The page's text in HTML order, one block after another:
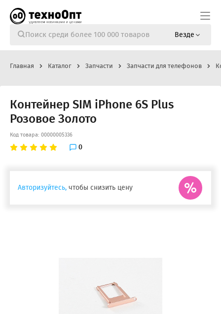
Везде
Главная Каталог Запчасти Запчасти для телефонов
Контейнер SIM iPhone 6S Plus
Розовое Золото
Код товара: 00000005336
0
Авторизуйтесь, чтобы снизить цену